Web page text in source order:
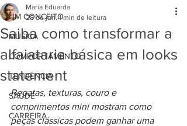
UM CONCEITO
MÚSICA
COMPORTAMENTO
TENDÊNCIA
SAÚDE
CARREIRA
Saiba como transformar a
alfaiataria básica em looks
statement
Maria Eduarda
28 de jun. 1 min de leitura
Regatas, texturas, couro e
comprimentos mini mostram como
peças clássicas podem ganhar uma